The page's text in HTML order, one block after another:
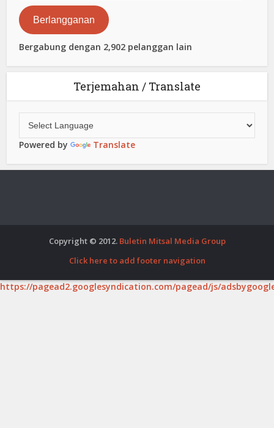
Elektronik
Berlangganan
Bergabung dengan 2,902 pelanggan lain
Terjemahan / Translate
Powered by Translate
Copyright © 2012. Buletin Mitsal Media Group
Click here to add footer navigation
https://pagead2.googlesyndication.com/pagead/js/